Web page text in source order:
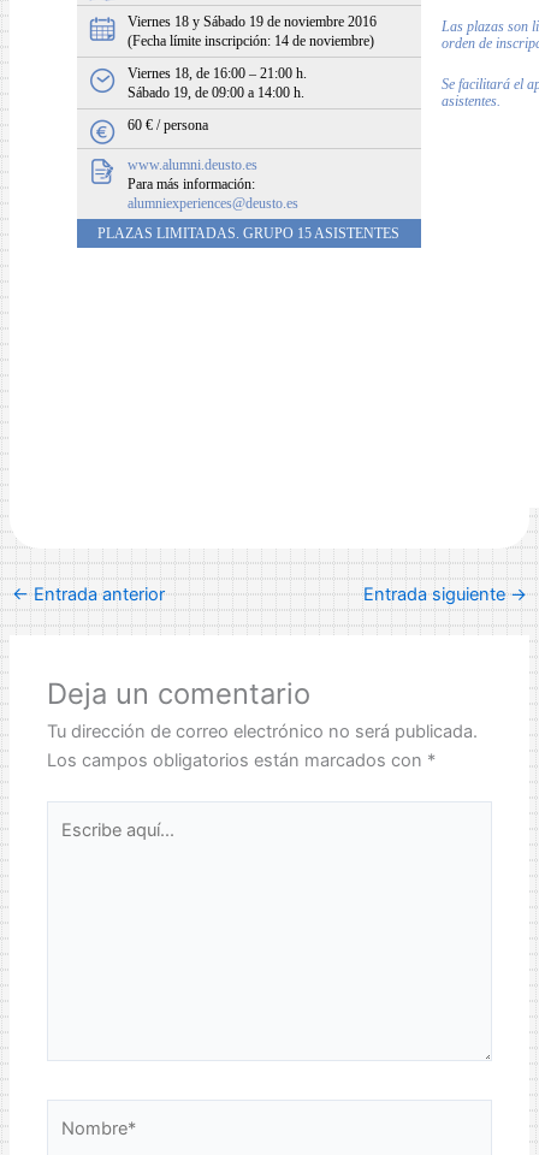
Viernes 18 y Sábado 19 de noviembre 2016
(Fecha límite inscripción: 14 de noviembre)
Viernes 18, de 16:00 – 21:00 h.
Sábado 19, de 09:00 a 14:00 h.
60 € / persona
www.alumni.deusto.es
Para más información:
alumniexperiences@deusto.es
PLAZAS LIMITADAS. GRUPO 15 ASISTENTES
Las plazas son
orden de
Se facilitará el
asistentes.
←Entrada anterior Entrada siguiente→
Deja un comentario
Tu dirección de correo electrónico no será publicada.
Los campos obligatorios están marcados con *